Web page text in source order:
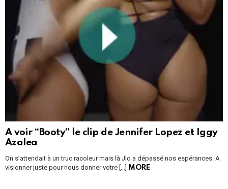
A voir “Booty” le clip de Jennifer Lopez et Iggy
Azalea
On s’attendait à un truc racoleur mais là Jlo a dépassé nos espérances. A
visionner juste pour nous donner votre […] MORE